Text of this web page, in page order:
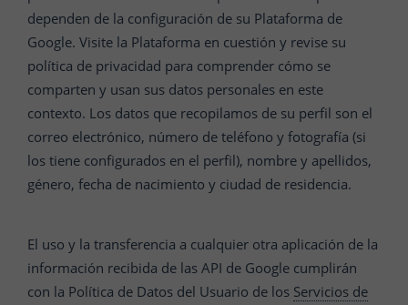
dependen de la configuración de su Plataforma de
Google. Visite la Plataforma en cuestión y revise su
política de privacidad para comprender cómo se
comparten y usan sus datos personales en este
contexto. Los datos que recopilamos de su perfil son el
correo electrónico, número de teléfono y fotografía (si
los tiene configurados en el perfil), nombre y apellidos,
género, fecha de nacimiento y ciudad de residencia.
El uso y la transferencia a cualquier otra aplicación de la
información recibida de las API de Google cumplirán
con la Política de Datos del Usuario de los Servicios de